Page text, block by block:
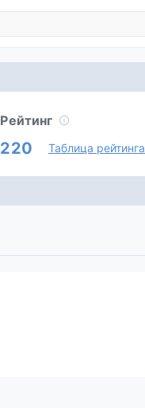
Рейтинг
220 Таблица рейтинга